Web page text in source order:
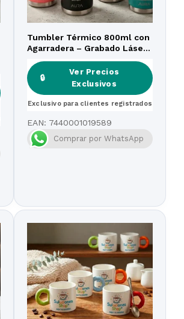
Tumbler Térmico 800ml con
Agarradera – Grabado Láser
🔒
Ver Precios
Exclusivos
Exclusivo para clientes registrados
EAN: 7440001019589
Comprar por WhatsApp